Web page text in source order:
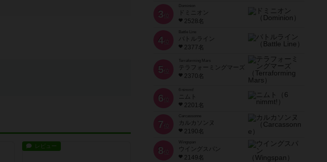
レビュー
3 位
ドミニオン
2528名
4位
Battle Line
バトルライン
2377名
5 位
Terraforming Mars
テラフォーミングマーズ
2370名
6 位
ニムト
2201名
7 位
Carcassonne
カルカソンヌ
2190名
8 位
Wingspan
ウイングスパン
2149名